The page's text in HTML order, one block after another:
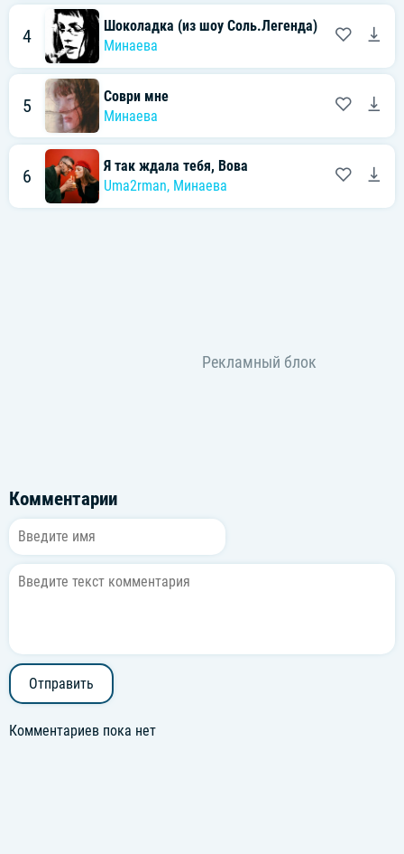
4
Шоколадка (из шоу Соль.Легенда)
Минаева
5
Соври мне
Минаева
6
Я так ждала тебя, Вова
Uma2rman, Минаева
Комментарии
Отправить
Комментариев пока нет